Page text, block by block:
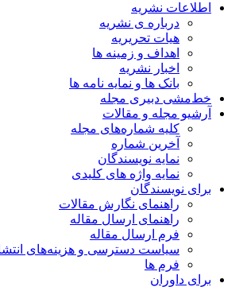
اطلاعات نشریه
درباره ی نشریه
هیات تحریریه
اهداف و زمینه ها
اخبار نشریه
بانک ها و نمایه نامه ها
خط‌مشی دبیری مجله
آرشیو مجله و مقالات
کلیه شماره‌های مجله
آخرین شماره
نمایه نویسندگان
نمایه واژه های کلیدی
برای نویسندگان
راهنمای نگارش مقالات
راهنمای ارسال مقاله
فرم ارسال مقاله
سیاست دسترسی و هزینه‌های انتشار
فرم ها
برای داوران